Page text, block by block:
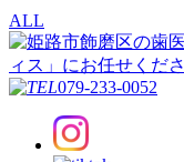
ALL
079-233-0052